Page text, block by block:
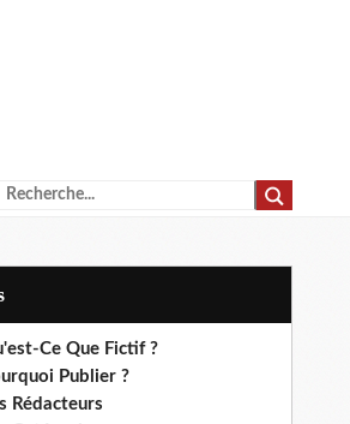
Ce Que Fictif ?
Publier ?
Rédacteurs